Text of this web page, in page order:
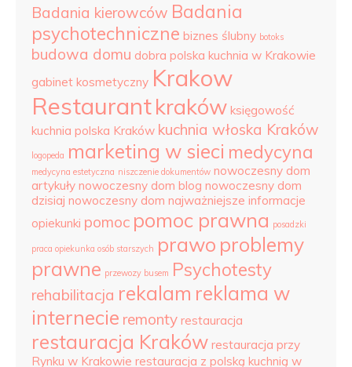
Badania kierowców Badania
psychotechniczne biznes ślubny botoks
budowa domu dobra polska kuchnia w Krakowie
gabinet kosmetyczny Krakow
Restaurantkraków księgowość
kuchnia polska Kraków kuchnia włoska Kraków
logopeda marketing w sieci medycyna
medycyna estetyczna niszczenie dokumentów nowoczesny dom
artykuły nowoczesny dom blog nowoczesny dom
dzisiaj nowoczesny dom najważniejsze informacje
opiekunki pomoc pomoc prawna posadzki
praca opiekunka osób starszych prawo problemy
prawne przewozy busem Psychotesty
rehabilitacja rekalam reklama w
internecie remonty restauracja
restauracja Kraków restauracja przy
Rynku w Krakowie restauracja z polską kuchnią w